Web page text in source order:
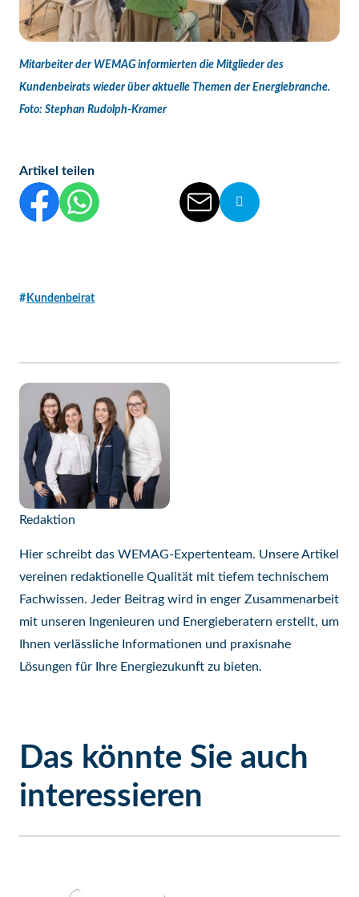
Mitarbeiter der WEMAG informierten die Mitglieder des
Kundenbeirats wieder über aktuelle Themen der Energiebranche.
Foto: Stephan Rudolph-Kramer
Artikel teilen
Diesen Beitrag auf Facebook teilen
Diesen Beitrag auf WhatsApp teilen
Diesen Beitrag auf Threads teilen
Diesen Beitrag auf linkedIn teilen
Diesen Beitrag per E-Mail
Die Url von diesem
Kundenbeirat
Redaktion
Hier schreibt das WEMAG-Expertenteam. Unsere Artikel
vereinen redaktionelle Qualität mit tiefem technischem
Fachwissen. Jeder Beitrag wird in enger Zusammenarbeit
mit unseren Ingenieuren und Energieberatern erstellt, um
Ihnen verlässliche Informationen und praxisnahe
Lösungen für Ihre Energiezukunft zu bieten.
Das könnte Sie auch
interessieren